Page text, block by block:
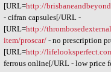
[URL=http://
- cifran capsules[/URL -
[URL=http://
item/proscar/- no prescription
[URL=http://
ferrous online[/URL - low price